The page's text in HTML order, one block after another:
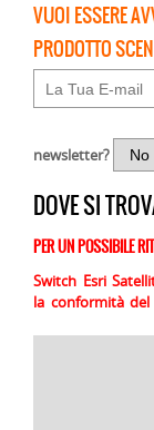
VUOI ESSERE
PRODOTTO
newsletter?
DOVE SI
PER UN POSSIBILE
Switch Esri
la conformità